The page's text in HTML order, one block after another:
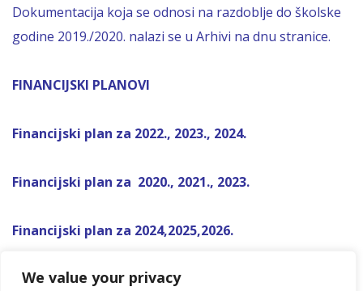
We value your privacy
Dokumentacija koja se odnosi na razdoblje do školske
godine 2019./2020. nalazi se u Arhivi na dnu stranice.
FINANCIJSKI PLANOVI
Financijski plan za 2022., 2023., 2024.
Financijski plan za 2020., 2021., 2023.
Financijski plan za 2024,2025,2026.
Financijski plan za 2026,2027,2028.